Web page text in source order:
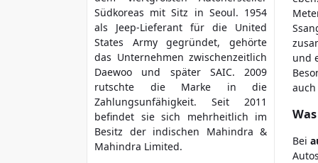
Verkehrszeichen-
Erkennung
(0)
ESP
ABS (1)
Klimatisierung (1)
Airbag (1)
mehr Kriterien
Südkoreas mit Sitz in Seoul. 1954
als Jeep-Lieferant für die United
States Army gegründet, gehörte
das Unternehmen zwischenzeitlich
Daewoo und später SAIC. 2009
rutschte die Marke in die
Zahlungsunfähigkeit. Seit 2011
befindet sie sich mehrheitlich im
Besitz der indischen Mahindra &
Mahindra Limited.
und
Bei